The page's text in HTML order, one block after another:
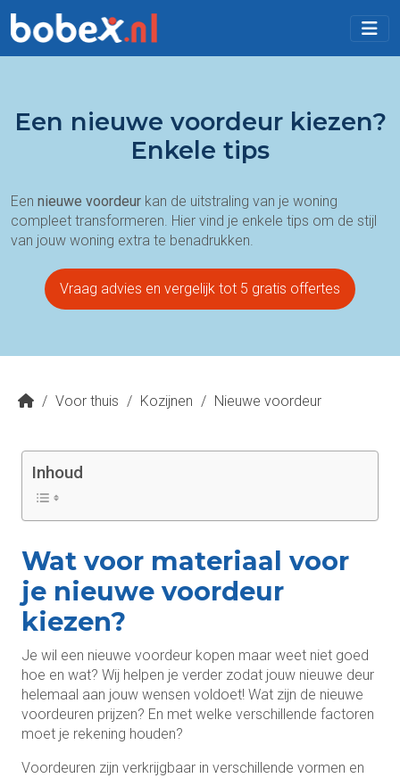
Een nieuwe voordeur kiezen?
Enkele tips
Een nieuwe voordeur kan de uitstraling van je woning
compleet transformeren. Hier vind je enkele tips om de stijl
van jouw woning extra te benadrukken.
Vraag advies en vergelijk tot 5 gratis offertes
/ Voor thuis / Kozijnen / Nieuwe voordeur
Inhoud
Wat voor materiaal voor
je nieuwe voordeur
kiezen?
Je wil een nieuwe voordeur kopen maar weet niet goed
hoe en wat? Wij helpen je verder zodat jouw nieuwe deur
helemaal aan jouw wensen voldoet! Wat zijn de nieuwe
voordeuren prijzen? En met welke verschillende factoren
moet je rekening houden?
Voordeuren zijn verkrijgbaar in verschillende vormen en